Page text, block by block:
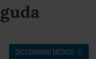
DICCIONARIO MÉDICO